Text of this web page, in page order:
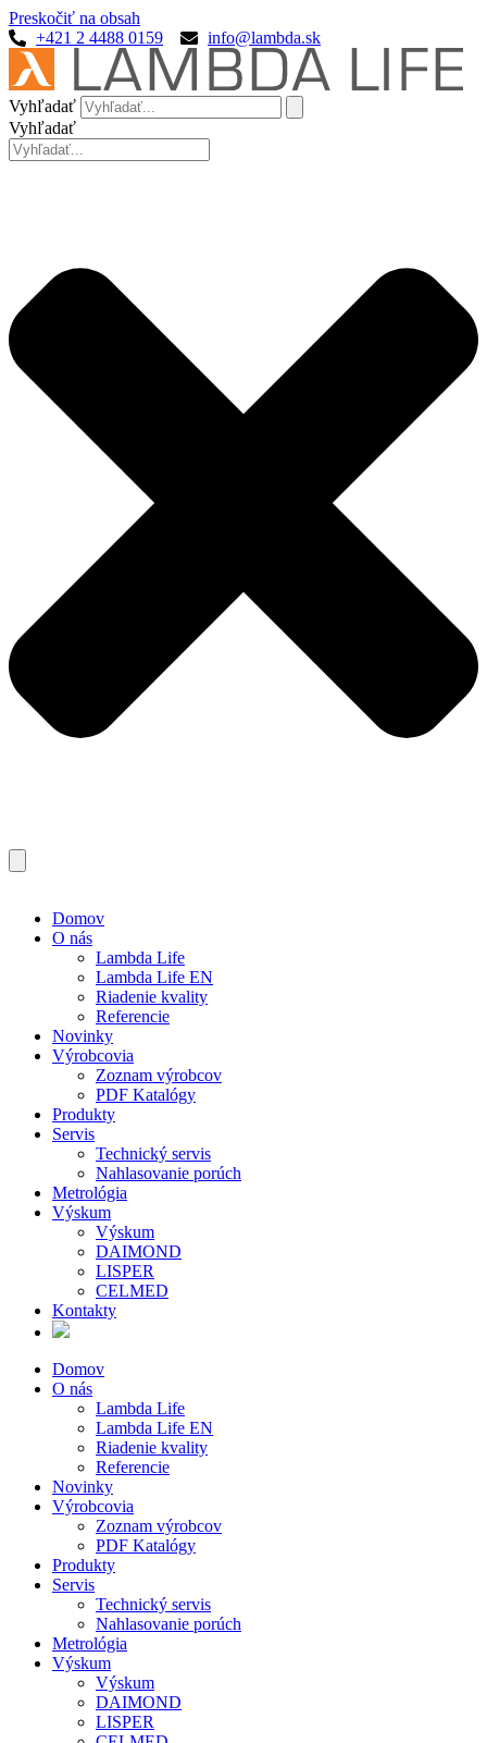
Preskočiť na obsah
+421 2 4488 0159
info@lambda.sk
Vyhľadať
Vyhľadať
Domov
O nás
Lambda Life
Lambda Life EN
Riadenie kvality
Referencie
Novinky
Výrobcovia
Zoznam výrobcov
PDF Katalógy
Produkty
Servis
Technický servis
Nahlasovanie porúch
Metrológia
Výskum
Výskum
DAIMOND
LISPER
CELMED
Kontakty
Domov
O nás
Lambda Life
Lambda Life EN
Riadenie kvality
Referencie
Novinky
Výrobcovia
Zoznam výrobcov
PDF Katalógy
Produkty
Servis
Technický servis
Nahlasovanie porúch
Metrológia
Výskum
Výskum
DAIMOND
LISPER